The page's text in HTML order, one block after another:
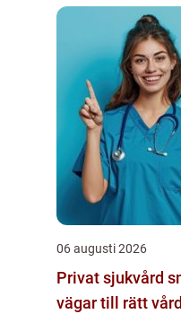
06 augusti 2026
Privat sjukvård snabbare
vägar till rätt vård